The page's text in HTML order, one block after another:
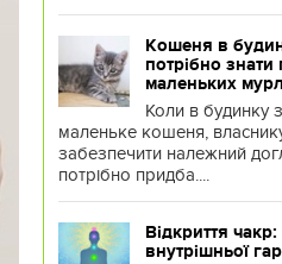
Кошеня в
потрібно знати
маленьких
Коли в будинку
маленьке кошеня,
забезпечити належний
потрібно придба....
Відкриття
внутрішньої